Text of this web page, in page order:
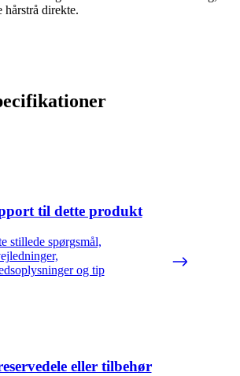
hårstrå direkte.
til dette produkt
stillede spørgsmål,
og tip
eller tilbehør